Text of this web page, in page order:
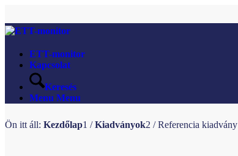
ETT-monitor
Kapcsolat
Keresés
Menu Menu
Ön itt áll: Kezdőlap1 / Kiadványok2 / Referencia kiadvány